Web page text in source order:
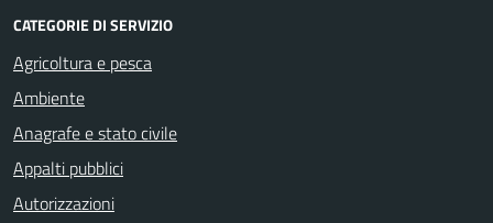
CATEGORIE DI SERVIZIO
Agricoltura e pesca
Ambiente
Anagrafe e stato civile
Appalti pubblici
Autorizzazioni